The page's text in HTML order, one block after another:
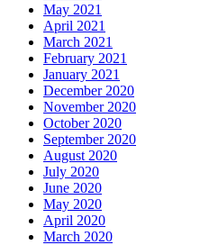
May 2021
April 2021
March 2021
February 2021
January 2021
December 2020
November 2020
October 2020
September 2020
August 2020
July 2020
June 2020
May 2020
April 2020
March 2020